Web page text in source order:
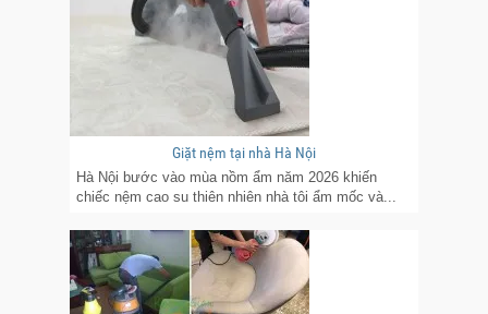
Giặt nệm tại nhà Hà Nội
Hà Nội bước vào mùa nồm ẩm năm 2026 khiến
chiếc nệm cao su thiên nhiên nhà tôi ẩm mốc và...